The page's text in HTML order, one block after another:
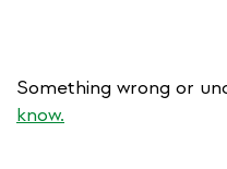
Something wrong or
know.